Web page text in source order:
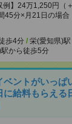
】24万1,250円（＋
45分×月21日の場合
歩4分 / 栄(愛知県)駅
から徒歩5分
ベントがいっぱ
給料もらえる